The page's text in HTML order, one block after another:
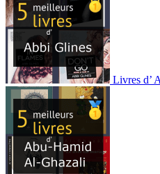
Livres d’